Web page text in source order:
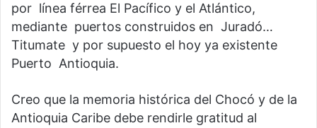
por línea férrea El Pacífico y el Atlántico,
mediante puertos construidos en Juradó…
Titumate y por supuesto el hoy ya existente
Puerto Antioquia.
Creo que la memoria histórica del Chocó y de la
Antioquia Caribe debe rendirle gratitud al